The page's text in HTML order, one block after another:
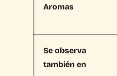
Aromas
Se observa
también en